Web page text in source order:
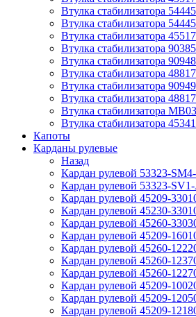
Втулка стабилизатора
Втулка стабилизатора
Втулка стабилизатора
Втулка стабилизатора
Втулка стабилизатора
Втулка стабилизатора
Втулка стабилизатора
Втулка стабилизатора
Втулка стабилизатора
Втулка стабилизатора
Капоты
Карданы рулевые
Назад
Кардан рулевой 53323-
Кардан рулевой 53323-
Кардан рулевой 45209-
Кардан рулевой 45230-
Кардан рулевой 45260-
Кардан рулевой 45209-
Кардан рулевой 45260-
Кардан рулевой 45260-
Кардан рулевой 45260-
Кардан рулевой 45209-
Кардан рулевой 45209-
Кардан рулевой 45209-